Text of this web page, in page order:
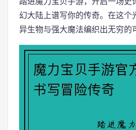
幻大陆上谱写你的传奇。在这个
异生物与强大魔法编织出无穷的